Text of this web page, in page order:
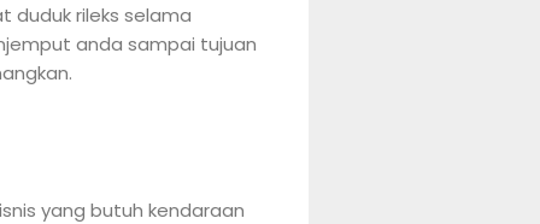
duduk rileks selama
anda sampai tujuan
yang butuh kendaraan